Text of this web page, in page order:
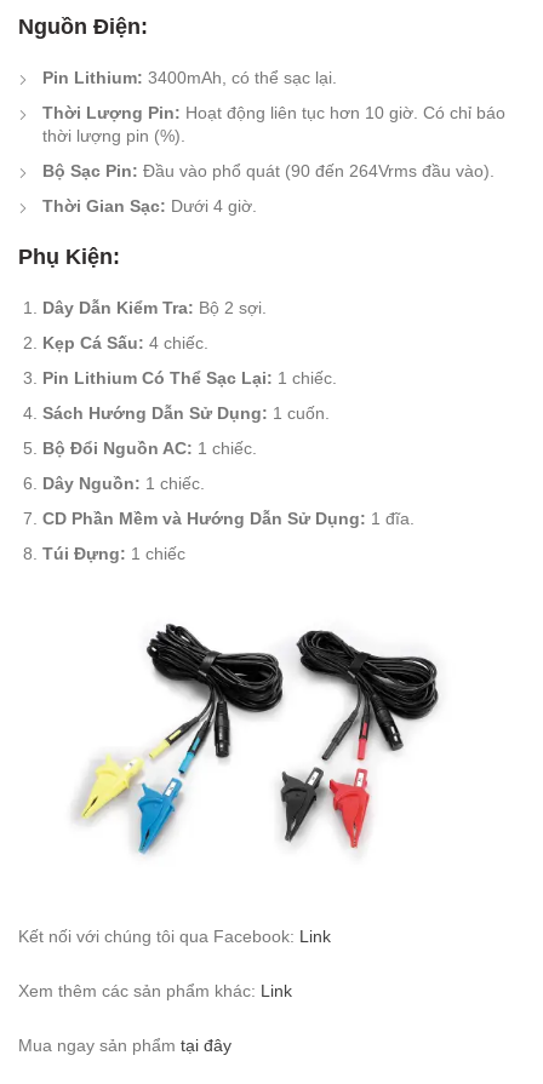
Nguồn Điện:
Pin Lithium: 3400mAh, có thể sạc lại.
Thời Lượng Pin: Hoạt động liên tục hơn 10 giờ. Có chỉ báo
thời lượng pin (%).
Bộ Sạc Pin: Đầu vào phổ quát (90 đến 264Vrms đầu vào).
Thời Gian Sạc: Dưới 4 giờ.
Phụ Kiện:
Dây Dẫn Kiểm Tra: Bộ 2 sợi.
Kẹp Cá Sấu: 4 chiếc.
Pin Lithium Có Thể Sạc Lại: 1 chiếc.
Sách Hướng Dẫn Sử Dụng: 1 cuốn.
Bộ Đổi Nguồn AC: 1 chiếc.
Dây Nguồn: 1 chiếc.
CD Phần Mềm và Hướng Dẫn Sử Dụng: 1 đĩa.
Túi Đựng: 1 chiếc
Kết nối với chúng tôi qua Facebook: Link
Xem thêm các sản phẩm khác: Link
Mua ngay sản phẩm tại đây